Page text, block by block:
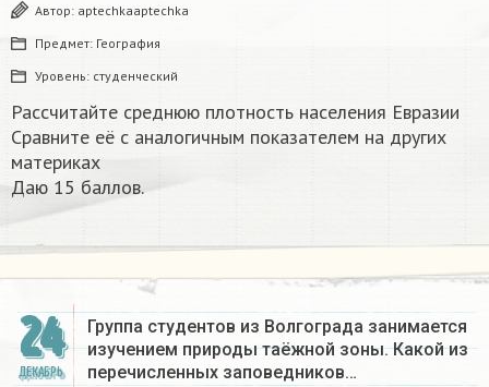
Автор: aptechkaaptechka
Предмет: География
Уровень: студенческий
Рассчитайте среднюю плотность населения Евразии
Сравните её с аналогичным показателем на других
материках​
Даю 15 баллов.
24
ДЕКАБРЬ
Группа студентов из Волгограда занимается
изучением природы таёжной зоны. Какой из
перечисленных заповедников…